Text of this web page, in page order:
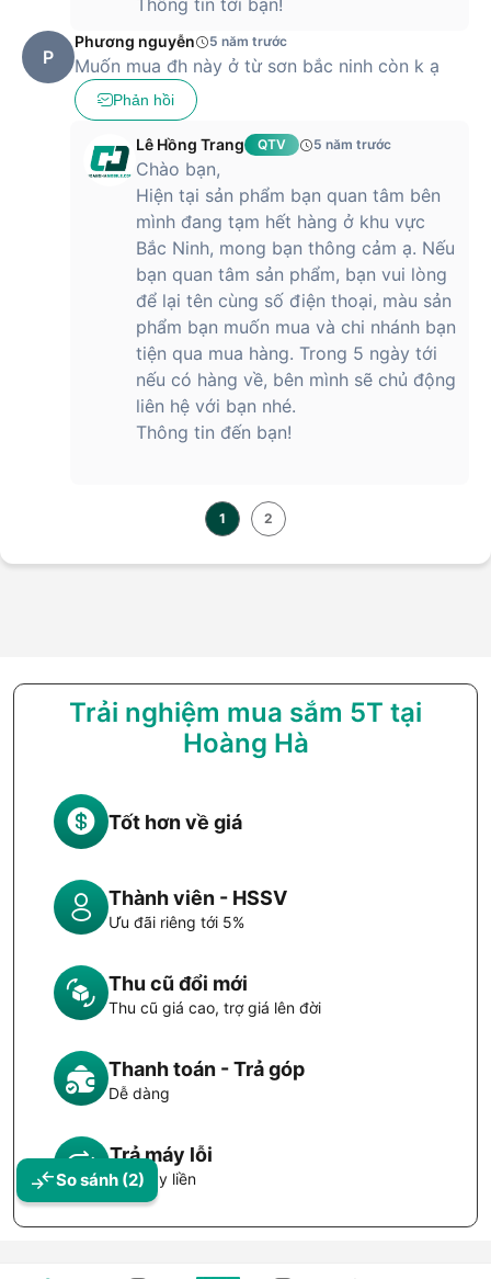
So sánh (2)
Thông tin tới bạn!
P
Phương nguyễn 5 năm trước
Muốn mua đh này ở từ sơn bắc ninh còn k ạ
Phản hồi
Lê Hồng Trang QTV 5 năm trước
Chào bạn,
Hiện tại sản phẩm bạn quan tâm bên
mình đang tạm hết hàng ở khu vực
Bắc Ninh, mong bạn thông cảm ạ. Nếu
bạn quan tâm sản phẩm, bạn vui lòng
để lại tên cùng số điện thoại, màu sản
phẩm bạn muốn mua và chi nhánh bạn
tiện qua mua hàng. Trong 5 ngày tới
nếu có hàng về, bên mình sẽ chủ động
liên hệ với bạn nhé.
Thông tin đến bạn!
1 2
Trải nghiệm mua sắm 5T tại
Hoàng Hà
Tốt hơn về giá
Thành viên - HSSV
Ưu đãi riêng tới 5%
Thu cũ đổi mới
Thu cũ giá cao, trợ giá lên đời
Thanh toán - Trả góp
Dễ dàng
Trả máy lỗi
Đổi máy liền